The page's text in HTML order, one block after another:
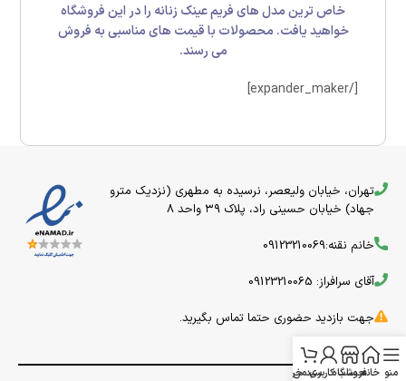
خاص ترین مدل های فریم عینک زنانه را در این فروشگاه
خواهید یافت. محصولات با قیمت های مناسبی به فروش
می رسند.
[/expander_maker]
تهران، خیابان ولیعصر، نرسیده به مطهری (نزدیک مترو
جهاد) خیابان حسینی راد، پلاک ۳۹ واحد 8
خانم نقنه:09123210069
آقای سرافراز: 09123210065
جهت بازدید حضوری حتما تماس بگیرید.
منو خانهفروشگاه
حساب کاربری من
سبد خرید